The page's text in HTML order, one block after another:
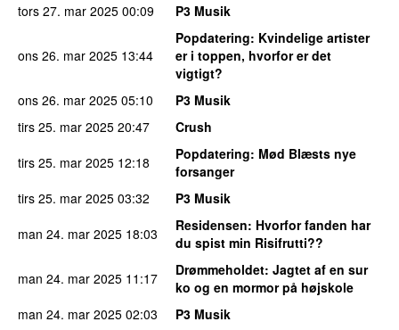
tors 27. mar 2025 00:09 P3 Musik
ons 26. mar 2025 13:44
Popdatering: Kvindelige artister
er i toppen, hvorfor er det
vigtigt?
ons 26. mar 2025 05:10
P3 Musik
tirs 25. mar 2025 20:47
Crush
tirs 25. mar 2025 12:18 Popdatering: Mød Blæsts nye
forsanger
tirs 25. mar 2025 03:32
P3 Musik
man 24. mar 2025 18:03 Residensen: Hvorfor fanden har
du spist min Risifrutti??
man 24. mar 2025 11:17 Drømmeholdet: Jagtet af en sur
ko og en mormor på højskole
man 24. mar 2025 02:03
P3 Musik